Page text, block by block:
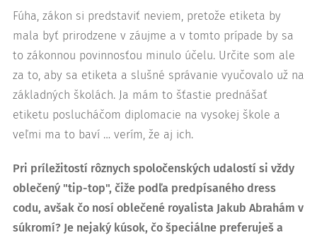
Fúha, zákon si predstaviť neviem, pretože etiketa by
mala byť prirodzene v záujme a v tomto prípade by sa
to zákonnou povinnosťou minulo účelu. Určite som ale
za to, aby sa etiketa a slušné správanie vyučovalo už na
základných školách. Ja mám to šťastie prednášať
etiketu poslucháčom diplomacie na vysokej škole a
veľmi ma to baví … verím, že aj ich.
Pri príležitostí rôznych spoločenských udalostí si vždy
oblečený "tip-top", čiže podľa predpísaného dress
codu, avšak čo nosí oblečené royalista Jakub Abrahám v
súkromí? Je nejaký kúsok, čo špeciálne preferuješ a